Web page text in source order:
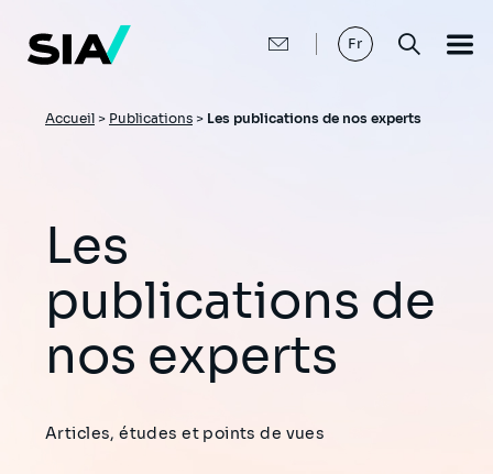
contenu
principal
Fr
Fil
Accueil > Publications > Les publications de nos experts
Les
publications de
nos experts
Articles, études et points de vues